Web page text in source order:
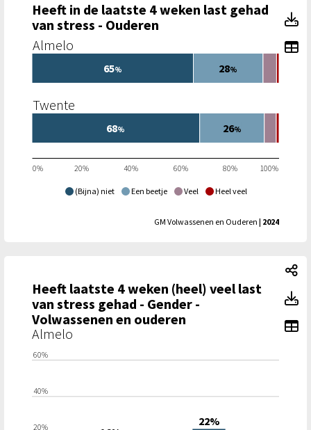
Heeft in de laatste 4 weken last gehad
van stress - Ouderen
(Bijna) niet Een beetje Veel Heel veel
0% 20% 40% 60% 80% 100%
Twente
Almelo
68%
65%
26%
28%
GM Volwassenen en Ouderen | 2024
Heeft laatste 4 weken (heel) veel last
van stress gehad - Gender -
Volwassenen en ouderen
Almelo
20%
40%
60%
22%